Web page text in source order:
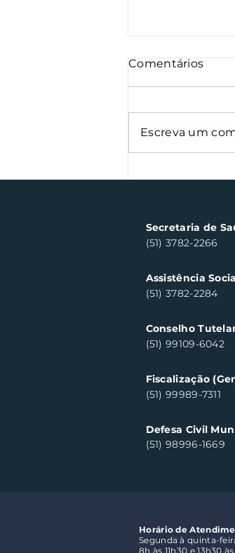
Clara do Sul
Comentários
Escreva um
Secretaria de
(51) 3782-2266
Assistência
(51) 3782-2284
Conselho
(51) 99109-6042
Fiscalização
(51) 99989-7311
Defesa Civil
(51) 98996-1669
Horário de
Segunda à quinta-
8h às 11h30 e 13h30 às